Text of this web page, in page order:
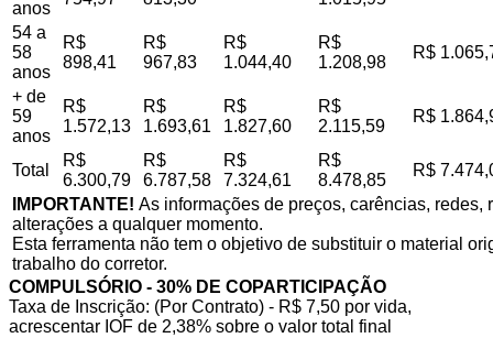
anos
54 a
58
anos
R$
898,41
R$
967,83
R$
1.044,40
R$
1.208,98
R$
+ de
59
anos
R$
1.572,13
R$
1.693,61
R$
1.827,60
R$
2.115,59
R$
Total
R$
6.300,79
R$
6.787,58
R$
7.324,61
R$
8.478,85
R$
IMPORTANTE! As informações de preços, carências,
alterações a qualquer momento.
Esta ferramenta não tem o objetivo de substituir o material
trabalho do corretor.
COMPULSÓRIO - 30% DE COPARTICIPAÇÃO
Taxa de Inscrição: (Por Contrato) - R$ 7,50 por vida,
acrescentar IOF de 2,38% sobre o valor total final